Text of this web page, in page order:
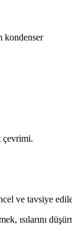
kondenser
çevrimi.
ve tavsiye
ısılarını